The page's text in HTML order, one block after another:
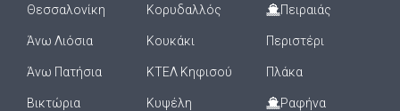
Θεσσαλονίκη
Άνω Λιόσια
Άνω Πατήσια
Βικτώρια
Κορυδαλλός
Κουκάκι
ΚΤΕΛ Κηφισού
Κυψέλη
Πειραιάς
Περιστέρι
Πλάκα
Ραφήνα